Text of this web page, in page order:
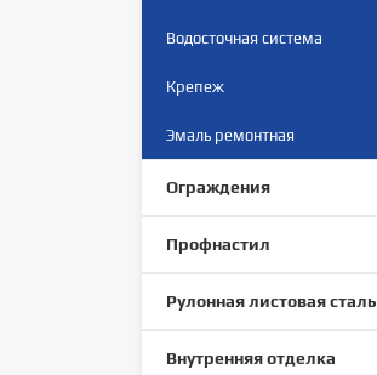
Водосточная система
Крепеж
Эмаль ремонтная
Ограждения
Профнастил
Рулонная листовая сталь
Внутренняя отделка